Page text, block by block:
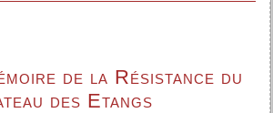
de la Résistance du
des Etangs